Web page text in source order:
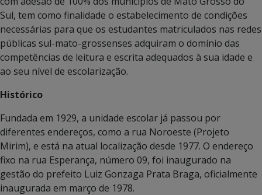
Sul, tem como finalidade o estabelecimento de condições
necessárias para que os estudantes matriculados nas redes
públicas sul-mato-grossenses adquiram o domínio das
competências de leitura e escrita adequados à sua idade e
ao seu nível de escolarização.
Histórico
Fundada em 1929, a unidade escolar já passou por
diferentes endereços, como a rua Noroeste (Projeto
Mirim), e está na atual localização desde 1977. O endereço
fixo na rua Esperança, número 09, foi inaugurado na
gestão do prefeito Luiz Gonzaga Prata Braga, oficialmente
inaugurada em março de 1978.